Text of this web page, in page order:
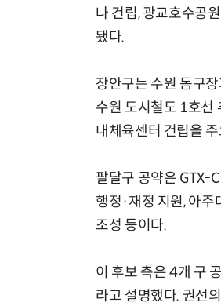
나 건립, 광교호수공
됐다.
장안구는 수원 돔구
수원 도시철도 1호선
내체육센터 건립을
팔달구 공약은 GTX-
행정·재정 지원, 아주
조성 등이다.
이 후보 측은 4개 구
라고 설명했다. 권선